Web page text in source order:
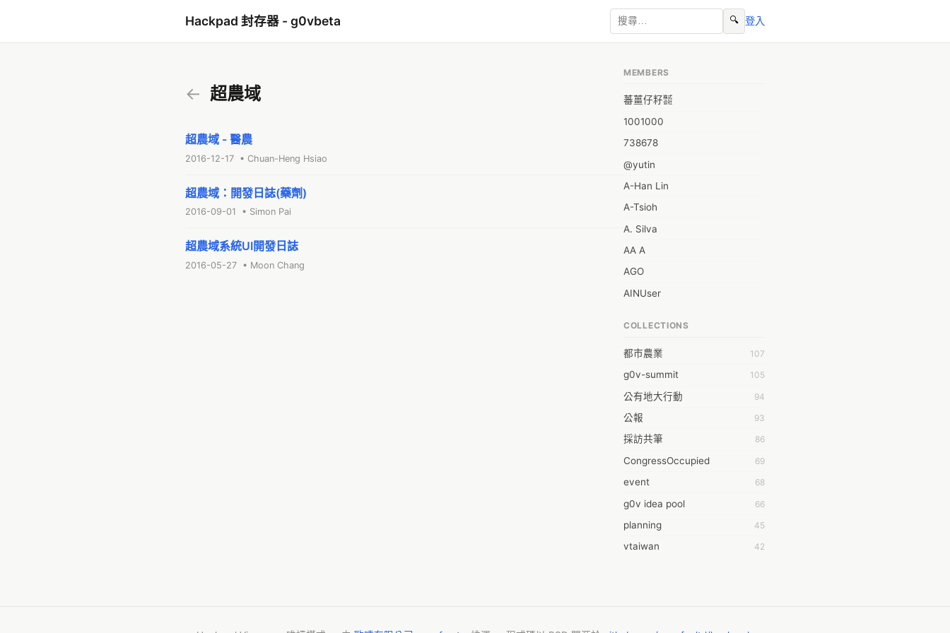
Hackpad 封存器 - g0vbeta 🔍 登入
← 超農域
超農域 - 醫農
2016-12-17 • Chuan-Heng Hsiao
超農域：開發日誌(藥劑)
2016-09-01 • Simon Pai
超農域系統UI開發日誌
2016-05-27 • Moon Chang
MEMBERS
蕃薑仔籽㍿
1001000
738678
@yutin
A-Han Lin
A-Tsioh
A. Silva
AA A
AGO
AINUser
Aaron Chen
Abby Chen
Abby Wu
Achernar Tseng
Acsa Lu
Ada Huang
Aeon Lin
Afey Hsu
Aging Huang
Ahdaa Yeh
COLLECTIONS
都市農業 107
g0v-summit 105
公有地大行動 94
公報 93
採訪共筆 86
CongressOccupied 69
event 68
g0v idea pool 66
planning 45
vtaiwan 42